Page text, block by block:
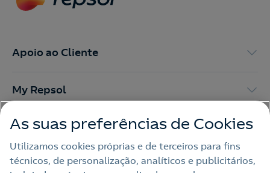
Apoio ao Cliente
My Repsol
Outras Energias
Links Úteis
As suas preferências de Cookies
Utilizamos cookies próprias e de terceiros para fins
técnicos, de personalização, analíticos e publicitários,